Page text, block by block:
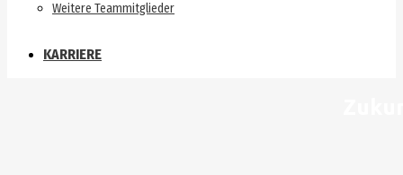
Weitere Teammitglieder
KARRIERE